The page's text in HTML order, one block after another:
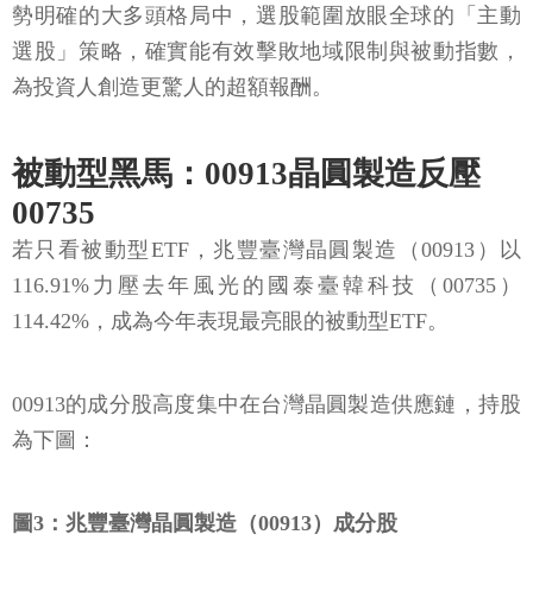
勢明確的大多頭格局中，選股範圍放眼全球的「主動
選股」策略，確實能有效擊敗地域限制與被動指數，
為投資人創造更驚人的超額報酬。
被動型黑馬：00913晶圓製造反壓
00735
若只看被動型ETF，兆豐臺灣晶圓製造（00913）以
116.91%力壓去年風光的國泰臺韓科技（00735）
114.42%，成為今年表現最亮眼的被動型ETF。
00913的成分股高度集中在台灣晶圓製造供應鏈，持股
為下圖：
圖3：兆豐臺灣晶圓製造（00913）成分股